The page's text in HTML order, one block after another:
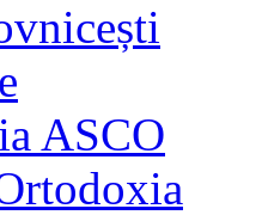
ASCO